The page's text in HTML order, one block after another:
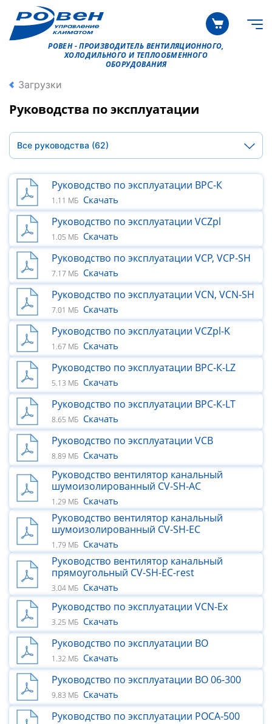
РОВЕН - ПРОИЗВОДИТЕЛЬ ВЕНТИЛЯЦИОННОГО,
ХОЛОДИЛЬНОГО И ТЕПЛООБМЕННОГО
ОБОРУДОВАНИЯ
Загрузки
Руководства по эксплуатации
Все руководства (62)
Руководство по эксплуатации ВРС-К
1.11 МБ Скачать
Руководство по эксплуатации VCZpl
1.05 МБ Скачать
Руководство по эксплуатации VCP, VCP-SH
7.17 МБ Скачать
Руководство по эксплуатации VCN, VCN-SH
7.01 МБ Скачать
Руководство по эксплуатации VCZpl-K
1.67 МБ Скачать
Руководство по эксплуатации ВРС-К-LZ
5.13 МБ Скачать
Руководство по эксплуатации ВРС-К-LT
8.65 МБ Скачать
Руководство по эксплуатации VCB
8.89 МБ Скачать
Руководство вентилятор канальный
шумоизолированный CV-SH-AC
1.29 МБ Скачать
Руководство вентилятор канальный
шумоизолированный CV-SH-ЕС
1.79 МБ Скачать
Руководство вентилятор канальный
прямоугольный CV-SH-ЕС-rest
3.04 МБ Скачать
Руководство по эксплуатации VCN-Ex
3.25 МБ Скачать
Руководство по эксплуатации ВО
1.32 МБ Скачать
Руководство по эксплуатации ВО 06-300
9.83 МБ Скачать
Руководство по эксплуатации РОСА-500